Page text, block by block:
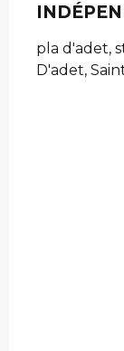
pla d'adet,
D'adet,